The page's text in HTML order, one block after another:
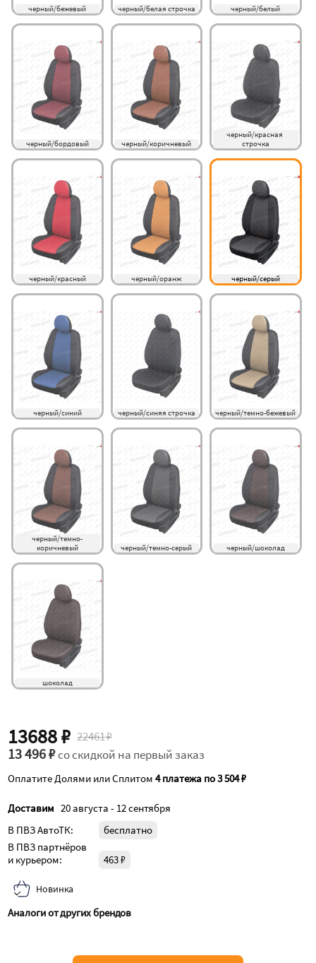
черный/бежевый черный/белая строчка черный/белый
черный/бордовый черный/коричневый
черный/красная
строчка
черный/красный черный/оранж черный/серый
черный/синий черный/синяя строчка черный/темно-бежевый
черный/темно-
коричневый
черный/темно-серый черный/шоколад
шоколад
13688 ₽ 22461 ₽
13 496 ₽со скидкой на первый заказ
Оплатите Долями или Сплитом4 платежа по 3 504 ₽
Доставим 20 августа - 12 сентября
В ПВЗ АвтоТК:
бесплатно
В ПВЗ партнёров
и курьером:
463 ₽
Новинка
Аналоги от других брендов